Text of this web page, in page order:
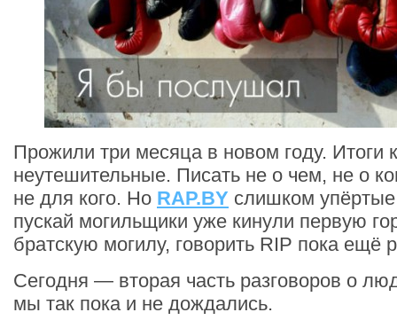
Прожили три месяца в новом году. Итоги
неутешительные. Писать не о чем, не о
не для кого. Но RAP.BY слишком
пускай могильщики уже кинули первую
братскую могилу, говорить RIP пока ещё
Сегодня — вторая часть разговоров о
мы так пока и не дождались.